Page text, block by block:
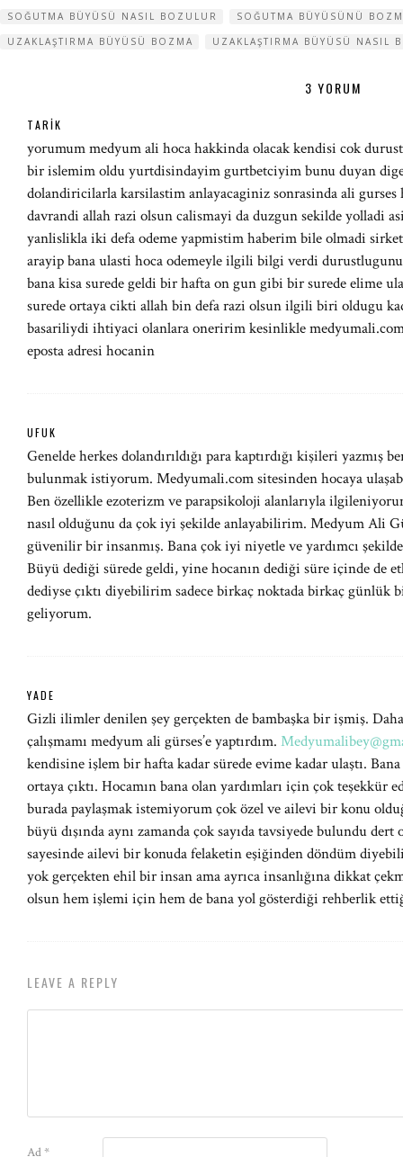
SOĞUTMA BÜYÜSÜ NASIL BOZULUR
SOĞUTMA BÜYÜSÜNÜ
UZAKLAŞTIRMA BÜYÜSÜ BOZMA
UZAKLAŞTIRMA BÜYÜSÜ NASIL
3 YORUM
TARIK
yorumum medyum ali hoca hakkinda olacak kendisi cok
bir islemim oldu yurtdisindayim gurtbetciyim bunu duyan
dolandiricilarla karsilastim anlayacaginiz sonrasinda ali
davrandi allah razi olsun calismayi da duzgun sekilde yolladi
yanlislikla iki defa odeme yapmistim haberim bile olmadi
arayip bana ulasti hoca odemeyle ilgili bilgi verdi
bana kisa surede geldi bir hafta on gun gibi bir surede elime
surede ortaya cikti allah bin defa razi olsun ilgili biri oldugu
basariliydi ihtiyaci olanlara oneririm kesinlikle
eposta adresi hocanin
UFUK
Genelde herkes dolandırıldığı para kaptırdığı kişileri
bulunmak istiyorum. Medyumali.com sitesinden hocaya
Ben özellikle ezoterizm ve parapsikoloji alanlarıyla
nasıl olduğunu da çok iyi şekilde anlayabilirim. Medyum Ali
güvenilir bir insanmış. Bana çok iyi niyetle ve yardımcı
Büyü dediği sürede geldi, yine hocanın dediği süre içinde de
dediyse çıktı diyebilirim sadece birkaç noktada birkaç günlük
geliyorum.
YADE
Gizli ilimler denilen şey gerçekten de bambaşka bir işmiş.
çalışmamı medyum ali gürses’e yaptırdım.
kendisine işlem bir hafta kadar sürede evime kadar ulaştı.
ortaya çıktı. Hocamın bana olan yardımları için çok teşekkür
burada paylaşmak istemiyorum çok özel ve ailevi bir konu
büyü dışında aynı zamanda çok sayıda tavsiyede bulundu
sayesinde ailevi bir konuda felaketin eşiğinden döndüm
yok gerçekten ehil bir insan ama ayrıca insanlığına dikkat
olsun hem işlemi için hem de bana yol gösterdiği rehberlik
LEAVE A REPLY
Ad*